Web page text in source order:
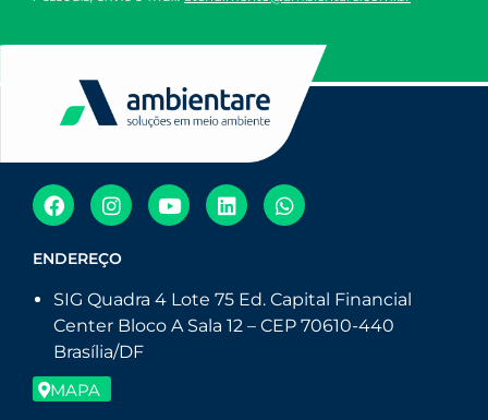
ENDEREÇO
SIG Quadra 4 Lote 75 Ed. Capital Financial
Center Bloco A Sala 12 – CEP 70610-440
Brasília/DF
MAPA